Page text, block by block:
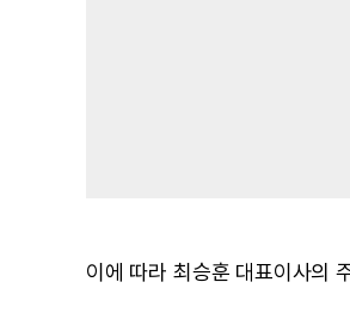
이에 따라 최승훈 대표이사의